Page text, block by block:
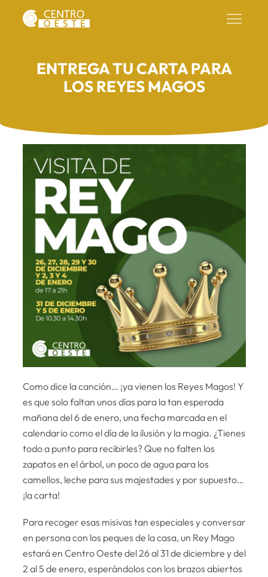
ENTREGA TU CARTA PARA
LOS REYES MAGOS
Como dice la canción… ¡ya vienen los Reyes Magos! Y
es que solo faltan unos días para la tan esperada
mañana del 6 de enero, una fecha marcada en el
calendario como el día de la ilusión y la magia. ¿Tienes
todo a punto para recibirles? Que no falten los
zapatos en el árbol, un poco de agua para los
camellos, leche para sus majestades y por supuesto…
¡la carta!
Para recoger esas misivas tan especiales y conversar
en persona con los peques de la casa, un Rey Mago
estará en Centro Oeste del 26 al 31 de diciembre y del
2 al 5 de enero, esperándolos con los brazos abiertos